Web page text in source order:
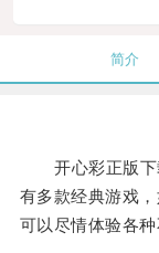
简介
开心彩正版下
有多款经典游戏
可以尽情体验各种